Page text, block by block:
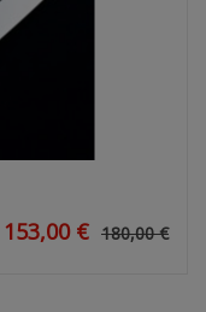
153,00 € 180,00 €